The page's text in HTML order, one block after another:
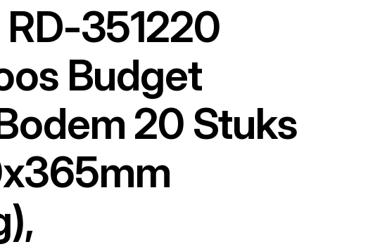
351220
Budget
20 Stuks